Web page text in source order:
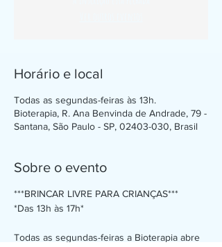
Horário e local
Todas as segundas-feiras às 13h.
Bioterapia, R. Ana Benvinda de Andrade, 79 -
Santana, São Paulo - SP, 02403-030, Brasil
Sobre o evento
***BRINCAR LIVRE PARA CRIANÇAS***
*Das 13h às 17h*
Todas as segundas-feiras a Bioterapia abre